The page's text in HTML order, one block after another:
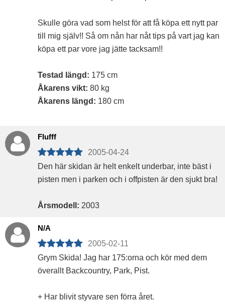
Skulle göra vad som helst för att få köpa ett nytt par
till mig själv!! Så om nån har nåt tips på vart jag kan
köpa ett par vore jag jätte tacksam!!
Testad längd: 175 cm
Åkarens vikt: 80 kg
Åkarens längd: 180 cm
Flufff
2005-04-24
Den här skidan är helt enkelt underbar, inte bäst i
pisten men i parken och i offpisten är den sjukt bra!
Årsmodell: 2003
N/A
2005-02-11
Grym Skida! Jag har 175:orna och kör med dem
överallt Backcountry, Park, Pist.
+ Har blivit styvare sen förra året.